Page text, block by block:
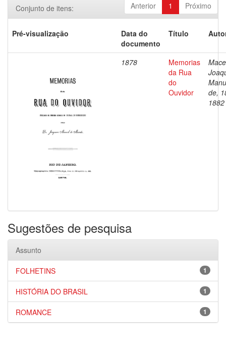
Anterior 1 Próximo
Conjunto de itens:
Pré-visualização
Data do
documento
Título
1878
Memorias
da Rua
do
Ouvidor
de,
1882
Sugestões de pesquisa
Assunto
1
FOLHETINS
1
HISTÓRIA DO BRASIL
1
ROMANCE